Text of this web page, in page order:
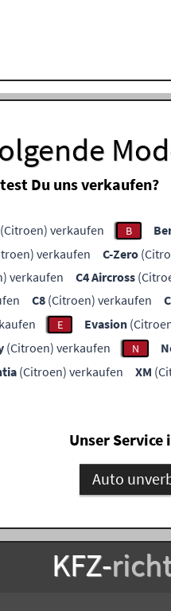
Du uns verkaufen?
(Citroen) verkaufen B
verkaufen C-Zero
verkaufen C4 Aircross
C8 (Citroen) verkaufen
E Evasion
(Citroen) verkaufen N
(Citroen) verkaufen XM
Unser
Auto
KFZ-